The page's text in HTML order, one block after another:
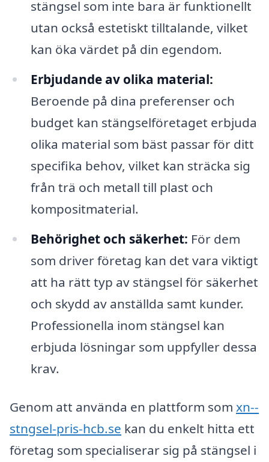
stängsel som inte bara är funktionellt
utan också estetiskt tilltalande, vilket
kan öka värdet på din egendom.
Erbjudande av olika material:
Beroende på dina preferenser och
budget kan stängselföretaget erbjuda
olika material som bäst passar för ditt
specifika behov, vilket kan sträcka sig
från trä och metall till plast och
kompositmaterial.
Behörighet och säkerhet: För dem
som driver företag kan det vara viktigt
att ha rätt typ av stängsel för säkerhet
och skydd av anställda samt kunder.
Professionella inom stängsel kan
erbjuda lösningar som uppfyller dessa
krav.
Genom att använda en plattform som xn--
stngsel-pris-hcb.se kan du enkelt hitta ett
företag som specialiserar sig på stängsel i